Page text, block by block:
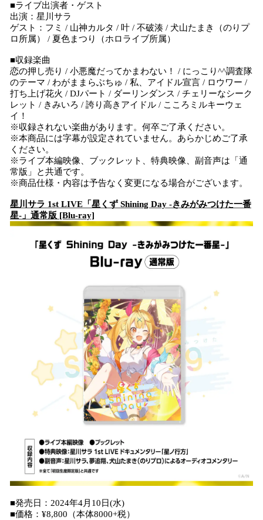
■ライブ出演者・ゲスト
出演：星川サラ
ゲスト：フミ / 山神カルタ / 叶 / 不破湊 / 犬山たまき（のりプ
ロ所属） / 夏色まつり（ホロライブ所属）
■収録楽曲
恋の押し売り / 小悪魔だってかまわない！ / にっこり^^調査隊
のテーマ / わがままらぶちゅ / 私、アイドル宣言 / ロウワー /
打ち上げ花火 / DJパート / ダーリンダンス / チェリーなシーク
レット / きみいろ / 誇り高きアイドル / こころミルキーウェ
イ！
※収録されない楽曲があります。何卒ご了承ください。
※本商品には字幕が設定されていません。あらかじめご了承
ください。
※ライブ本編映像、ブックレット、特典映像、副音声は「通
常版」と共通です。
※商品仕様・内容は予告なく変更になる場合がございます。
星川サラ 1st LIVE「星くず Shining Day -きみがみつけた⼀番
星-」通常版 [Blu-ray]
■発売日：2024年4月10日(水)
■価格：¥8,800（本体8000+税）